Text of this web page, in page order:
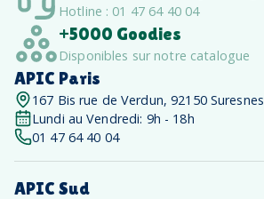
Hotline : 01 47 64 40 04
+5000 Goodies
Disponibles sur notre catalogue
APIC Paris
167 Bis rue de Verdun, 92150 Suresnes
Lundi au Vendredi: 9h - 18h
01 47 64 40 04
APIC Sud